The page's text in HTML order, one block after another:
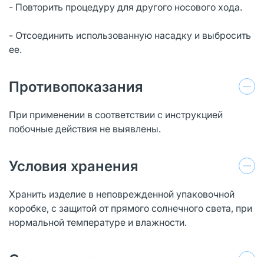
- Повторить процедуру для другого носового хода.
- Отсоединить использованную насадку и выбросить
ее.
Противопоказания
При применении в соответствии с инструкцией
побочные действия не выявлены.
Условия хранения
Хранить изделие в неповрежденной упаковочной
коробке, с защитой от прямого солнечного света, при
нормальной температуре и влажности.